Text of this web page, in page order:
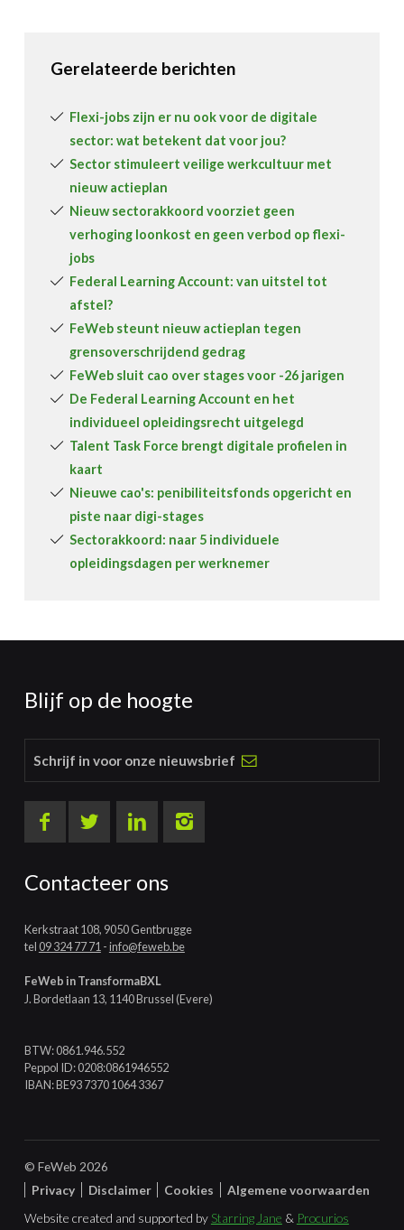
Gerelateerde berichten
Flexi-jobs zijn er nu ook voor de digitale
sector: wat betekent dat voor jou?
Sector stimuleert veilige werkcultuur met
nieuw actieplan
Nieuw sectorakkoord voorziet geen
verhoging loonkost en geen verbod op flexi-
jobs
Federal Learning Account: van uitstel tot
afstel?
FeWeb steunt nieuw actieplan tegen
grensoverschrijdend gedrag
FeWeb sluit cao over stages voor -26 jarigen
De Federal Learning Account en het
individueel opleidingsrecht uitgelegd
Talent Task Force brengt digitale profielen in
kaart
Nieuwe cao's: penibiliteitsfonds opgericht en
piste naar digi-stages
Sectorakkoord: naar 5 individuele
opleidingsdagen per werknemer
Blijf op de hoogte
Schrijf in voor onze nieuwsbrief
Contacteer ons
Kerkstraat 108, 9050 Gentbrugge
tel09 324 77 71 -info@feweb.be
FeWeb in TransformaBXL
J. Bordetlaan 13, 1140 Brussel (Evere)
BTW: 0861.946.552
Peppol ID: 0208:0861946552
IBAN: BE93 7370 1064 3367
© FeWeb 2026
Privacy
Disclaimer Cookies
Algemene voorwaarden
Website created and supported by Starring Jane & Procurios